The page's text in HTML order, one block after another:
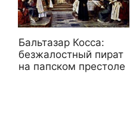
Бальтазар Косса:
безжалостный пират
на папском престоле